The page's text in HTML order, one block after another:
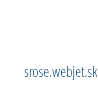
srose.webjet.sk